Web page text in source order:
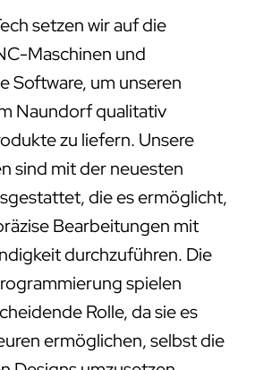
setzen wir auf die
Maschinen und
Software, um unseren
Naundorf qualitativ
zu liefern. Unsere
sind mit der neuesten
die es ermöglicht,
Bearbeitungen mit
durchzuführen. Die
spielen
Rolle, da sie es
ermöglichen, selbst die